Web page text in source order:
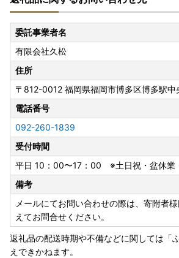
誠に勝手ながら、以下の期間、お問い合
品の発送手配を休止いたします。
ご不便をおかけしますが、何卒ご了承く
夏季休業日
8月13日（木）～8月16日（日）
---------------------
事務所移転に伴う休業日
8月24日（月）・8月25日（火）
※寄附申込は上記期間も受け付けており
◆お問い合わせは窓口対応日に順次ご返
◆返礼品の発送については、各ページの
ださい。
◆返礼品ページに記載の納期よりお時間
ざいます。
【窓口対応日：土日祝除く平日10時～17
委託事業者名
有限会社久松
住所
〒812-0012 福岡県福岡市博多区博多駅
電話番号
092-260-1839
受付時間
平日 10：00〜17：00 ※土日祝・盆休業
備考
メールにてお問い合わせの際は、寄附者
えてお問合せください。
返礼品の配送時期や不備などに関しては「
えできかねます。